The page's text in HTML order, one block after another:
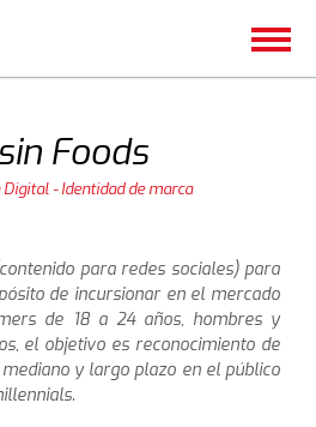
Foods
Digital - Identidad de marca
para redes sociales) para
de incursionar en el mercado
de 18 a 24 años, hombres y
el objetivo es reconocimiento de
y largo plazo en el público